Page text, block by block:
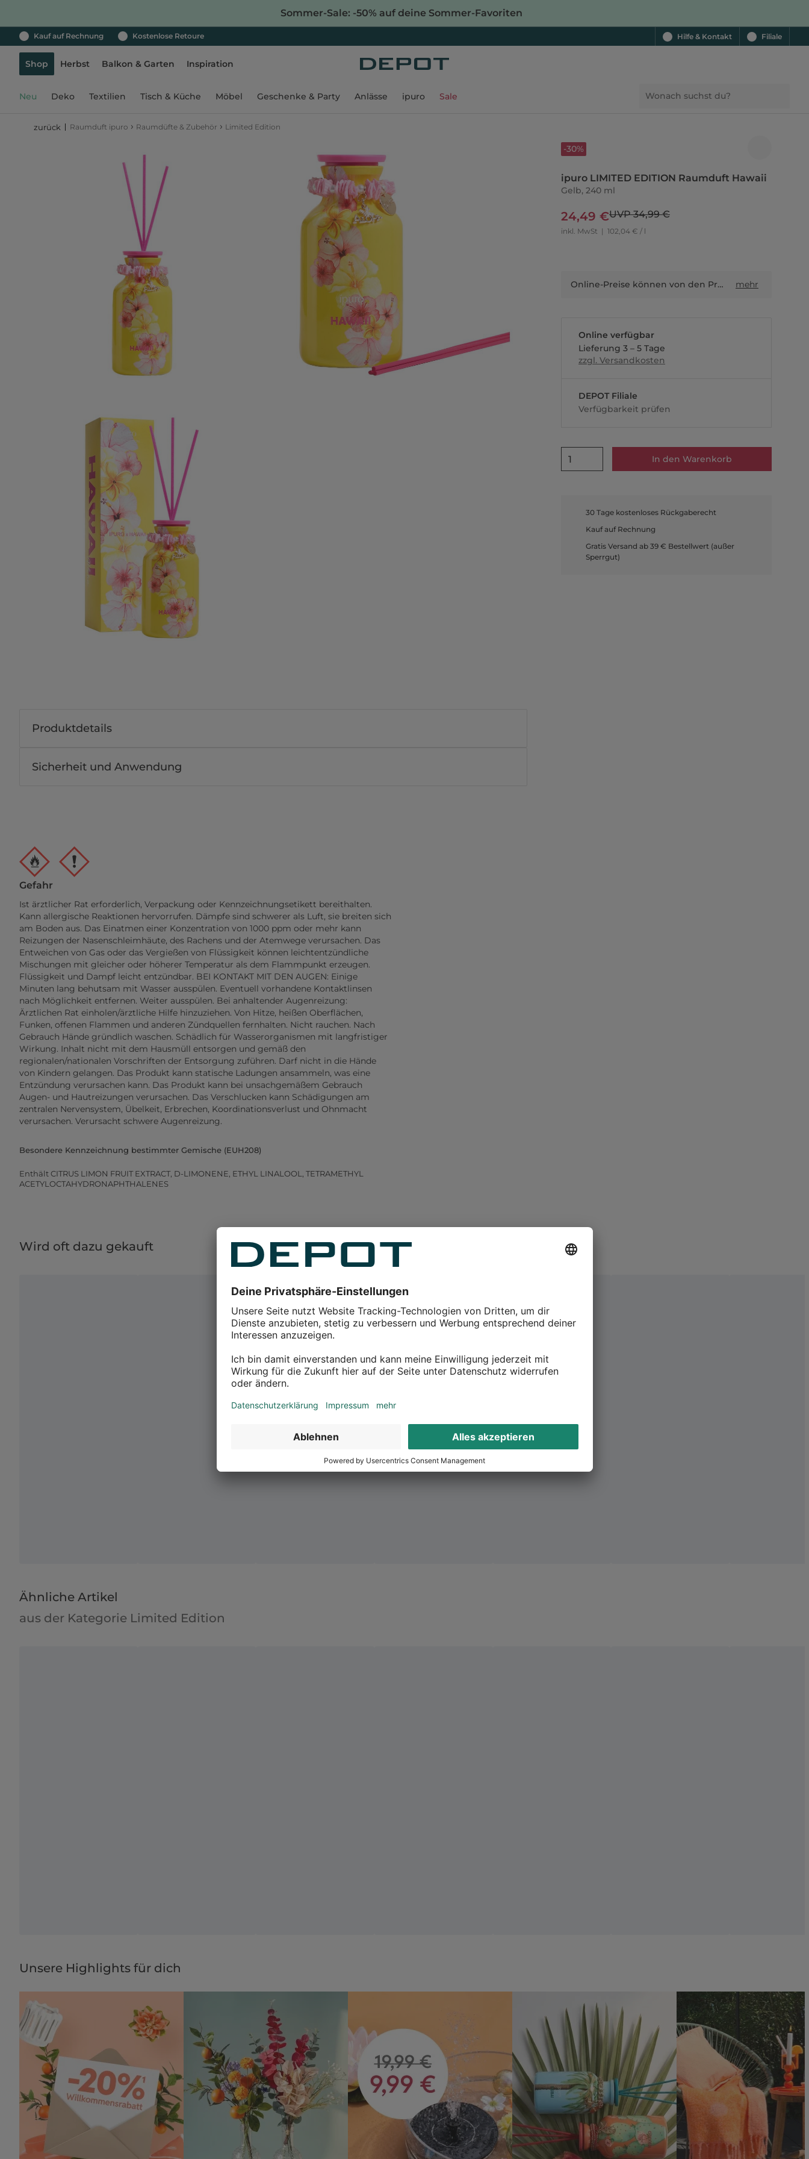
Sommer-Sale: -50% auf deine Sommer-Favoriten
Kauf auf Rechnung Kostenlose Retoure Hilfe & Kontakt Filiale
Shop Herbst Balkon & Garten Inspiration
Neu Deko Textilien Tisch & Küche Möbel Geschenke & Party Anlässe ipuro Sale
zurück Raumduft ipuro › Raumdüfte & Zubehör › Limited Edition
-30%
ipuro LIMITED EDITION Raumduft Hawaii
Gelb, 240 ml
24,49 €UVP 34,99 €
inkl. MwSt | 102,04 € / l
Online-Preise können von den Preisen in Filialen sowie Shop-in-Shop-Flächen abweichen. mehr
Online verfügbar
Lieferung 3 – 5 Tage
zzgl. Versandkosten
DEPOT Filiale
Verfügbarkeit prüfen
1 In den Warenkorb
30 Tage kostenloses Rückgaberecht
Kauf auf Rechnung
Gratis Versand ab 39 € Bestellwert (außer
Sperrgut)
Produktdetails
Sicherheit und Anwendung
Gefahr
Ist ärztlicher Rat erforderlich, Verpackung oder Kennzeichnungsetikett bereithalten.
Kann allergische Reaktionen hervorrufen. Dämpfe sind schwerer als Luft, sie breiten sich
am Boden aus. Das Einatmen einer Konzentration von 1000 ppm oder mehr kann
Reizungen der Nasenschleimhäute, des Rachens und der Atemwege verursachen. Das
Entweichen von Gas oder das Vergießen von Flüssigkeit können leichtentzündliche
Mischungen mit gleicher oder höherer Temperatur als dem Flammpunkt erzeugen.
Flüssigkeit und Dampf leicht entzündbar. BEI KONTAKT MIT DEN AUGEN: Einige
Minuten lang behutsam mit Wasser ausspülen. Eventuell vorhandene Kontaktlinsen
nach Möglichkeit entfernen. Weiter ausspülen. Bei anhaltender Augenreizung:
Ärztlichen Rat einholen/ärztliche Hilfe hinzuziehen. Von Hitze, heißen Oberflächen,
Funken, offenen Flammen und anderen Zündquellen fernhalten. Nicht rauchen. Nach
Gebrauch Hände gründlich waschen. Schädlich für Wasserorganismen mit langfristiger
Wirkung. Inhalt nicht mit dem Hausmüll entsorgen und gemäß den
regionalen/nationalen Vorschriften der Entsorgung zuführen. Darf nicht in die Hände
von Kindern gelangen. Das Produkt kann statische Ladungen ansammeln, was eine
Entzündung verursachen kann. Das Produkt kann bei unsachgemäßem Gebrauch
Augen- und Hautreizungen verursachen. Das Verschlucken kann Schädigungen am
zentralen Nervensystem, Übelkeit, Erbrechen, Koordinationsverlust und Ohnmacht
verursachen. Verursacht schwere Augenreizung.
Besondere Kennzeichnung bestimmter Gemische (EUH208)
Enthält CITRUS LIMON FRUIT EXTRACT, D-LIMONENE, ETHYL LINALOOL, TETRAMETHYL
ACETYLOCTAHYDRONAPHTHALENES
Wird oft dazu gekauft
Ähnliche Artikel
aus der Kategorie Limited Edition
Unsere Highlights für dich